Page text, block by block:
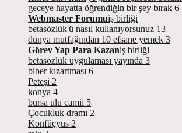
geceye hayatta öğrendiğin bir şey bırak 6
Webmaster Forumuiş birliği
betasözlük'ü nasıl kullanıyorsunuz 13
dünya mutfağından 10 efsane yemek 3
Görev Yap Para Kazaniş birliği
betasözlük uygulaması yayında 3
biber kızartması 6
Peteşi 2
konya 4
bursa ulu camii 5
Çocukluk dramı 2
Konfüçyus 2